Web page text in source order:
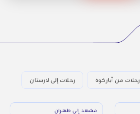
رحلات من أباركوه رحلات إلى لارستان
مشهد إلى طهران